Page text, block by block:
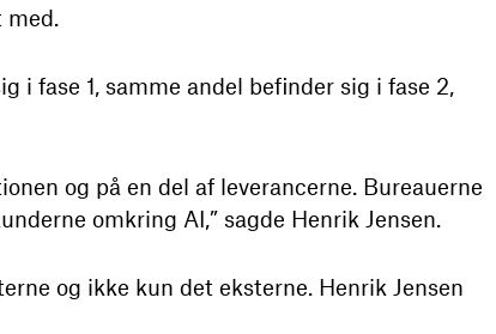
med.
i fase 1, samme andel befinder sig i fase 2,
og på en del af leverancerne. Bureauerne
omkring AI,” sagde Henrik Jensen.
og ikke kun det eksterne. Henrik Jensen